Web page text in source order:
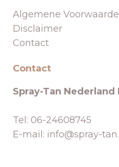
Algemene
Disclaimer
Contact
Contact
Spray-Tan Nederland
Tel: 06-24608745
E-mail: info@spray-